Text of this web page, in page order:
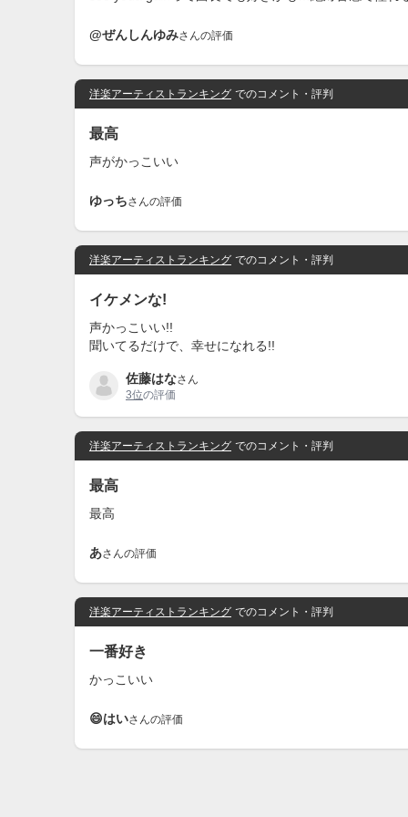
@ぜんしんゆみさんの評価
洋楽アーティストランキング でのコメント・評判
最高
声がかっこいい
ゆっちさんの評価
洋楽アーティストランキング でのコメント・評判
イケメンな!
声かっこいい!!
聞いてるだけで、幸せになれる!!
佐藤はなさん
3位の評価
洋楽アーティストランキング でのコメント・評判
最高
最高
あさんの評価
洋楽アーティストランキング でのコメント・評判
一番好き
かっこいい
😄はいさんの評価